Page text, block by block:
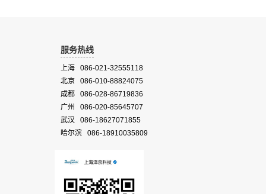
服务热线
上海 086-021-32555118
北京 086-010-88824075
成都 086-028-86719836
广州 086-020-85645707
武汉 086-18627071855
哈尔滨 086-18910035809